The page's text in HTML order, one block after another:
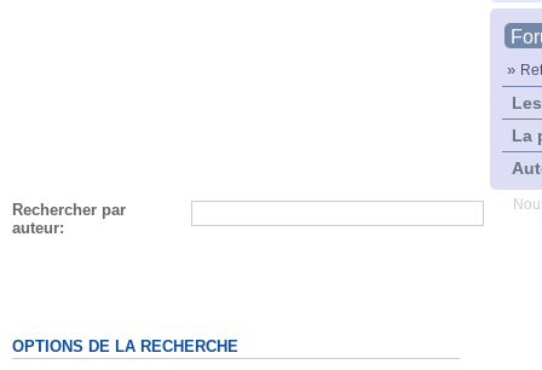
»
La
Rechercher par
auteur:
OPTIONS DE LA RECHERCHE